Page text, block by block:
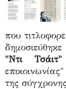
που
"Ντι Τσάιτ"
της